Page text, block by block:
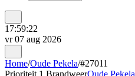
17:59:22
vr 07 aug 2026
Home/Oude Pekela/#27011
Prioriteit 1 BrandweerOude Pekela